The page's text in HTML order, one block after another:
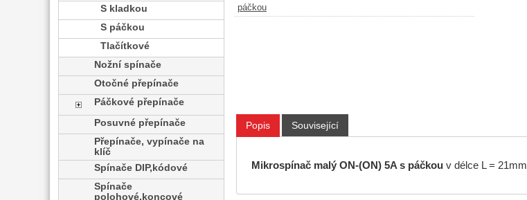
páčkou
Popis Související
Mikrospínač malý ON-(ON) 5A s páčkouv délce L = 21mm
S kladkou
S páčkou
Tlačítkové
Nožní spínače
Otočné přepínače
Páčkové přepínače
Posuvné přepínače
Přepínače, vypínače na
klíč
Spínače DIP,kódové
Spínače
polohové,koncové